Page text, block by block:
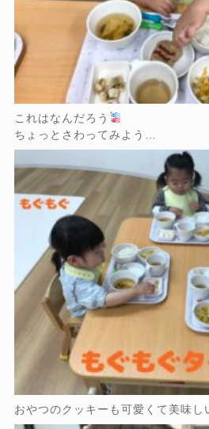
これはなんだろう
ちょっとさわってみよう…
おやつのクッキーも可愛くて美味し